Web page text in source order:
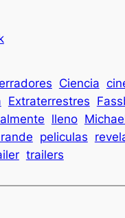
Ciencia
Extraterrestres
lleno
peliculas
trailers